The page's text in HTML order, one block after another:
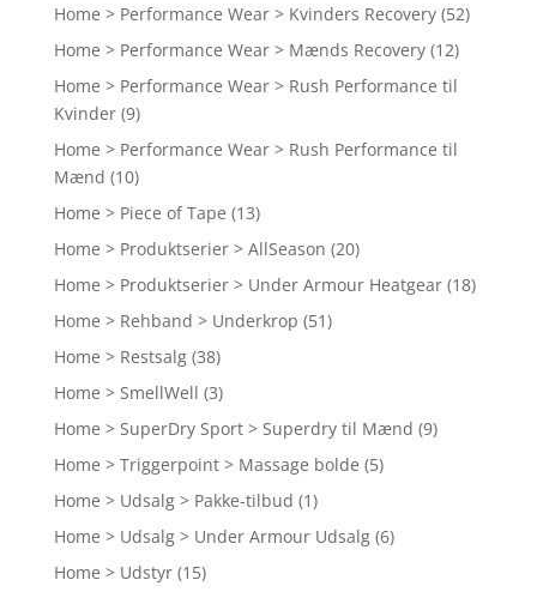
Home > Performance Wear > Kvinders Recovery (52)
Home > Performance Wear > Mænds Recovery (12)
Home > Performance Wear > Rush Performance til
Kvinder (9)
Home > Performance Wear > Rush Performance til
Mænd (10)
Home > Piece of Tape (13)
Home > Produktserier > AllSeason (20)
Home > Produktserier > Under Armour Heatgear (18)
Home > Rehband > Underkrop (51)
Home > Restsalg (38)
Home > SmellWell (3)
Home > SuperDry Sport > Superdry til Mænd (9)
Home > Triggerpoint > Massage bolde (5)
Home > Udsalg > Pakke-tilbud (1)
Home > Udsalg > Under Armour Udsalg (6)
Home > Udstyr (15)